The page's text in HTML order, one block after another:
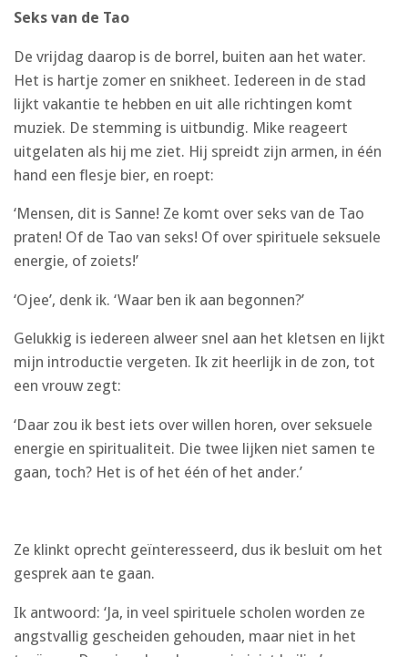
Seks van de Tao
De vrijdag daarop is de borrel, buiten aan het water.
Het is hartje zomer en snikheet. Iedereen in de stad
lijkt vakantie te hebben en uit alle richtingen komt
muziek. De stemming is uitbundig. Mike reageert
uitgelaten als hij me ziet. Hij spreidt zijn armen, in één
hand een flesje bier, en roept:
‘Mensen, dit is Sanne! Ze komt over seks van de Tao
praten! Of de Tao van seks! Of over spirituele seksuele
energie, of zoiets!’
‘Ojee’, denk ik. ‘Waar ben ik aan begonnen?’
Gelukkig is iedereen alweer snel aan het kletsen en lijkt
mijn introductie vergeten. Ik zit heerlijk in de zon, tot
een vrouw zegt:
‘Daar zou ik best iets over willen horen, over seksuele
energie en spiritualiteit. Die twee lijken niet samen te
gaan, toch? Het is of het één of het ander.’
Ze klinkt oprecht geïnteresseerd, dus ik besluit om het
gesprek aan te gaan.
Ik antwoord: ‘Ja, in veel spirituele scholen worden ze
angstvallig gescheiden gehouden, maar niet in het